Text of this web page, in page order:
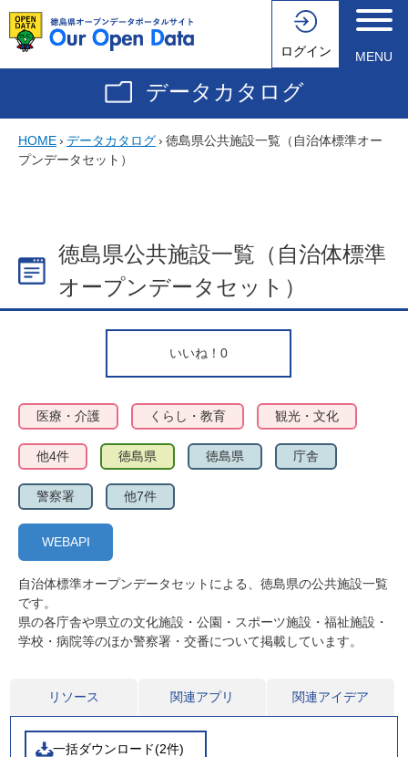
ログイン MENU
データカタログ
HOME› データカタログ› 徳島県公共施設一覧（自治体標準オー
プンデータセット）
徳島県公共施設一覧（自治体標準
オープンデータセット）
いいね！ 0
医療・介護 くらし・教育 観光・文化
他4件 徳島県 徳島県 庁舎
警察署 他7件
WEBAPI
自治体標準オープンデータセットによる、徳島県の公共施設一覧
です。
県の各庁舎や県立の文化施設・公園・スポーツ施設・福祉施設・
学校・病院等のほか警察署・交番について掲載しています。
リソース 関連アプリ 関連アイデア
一括ダウンロード(2件)